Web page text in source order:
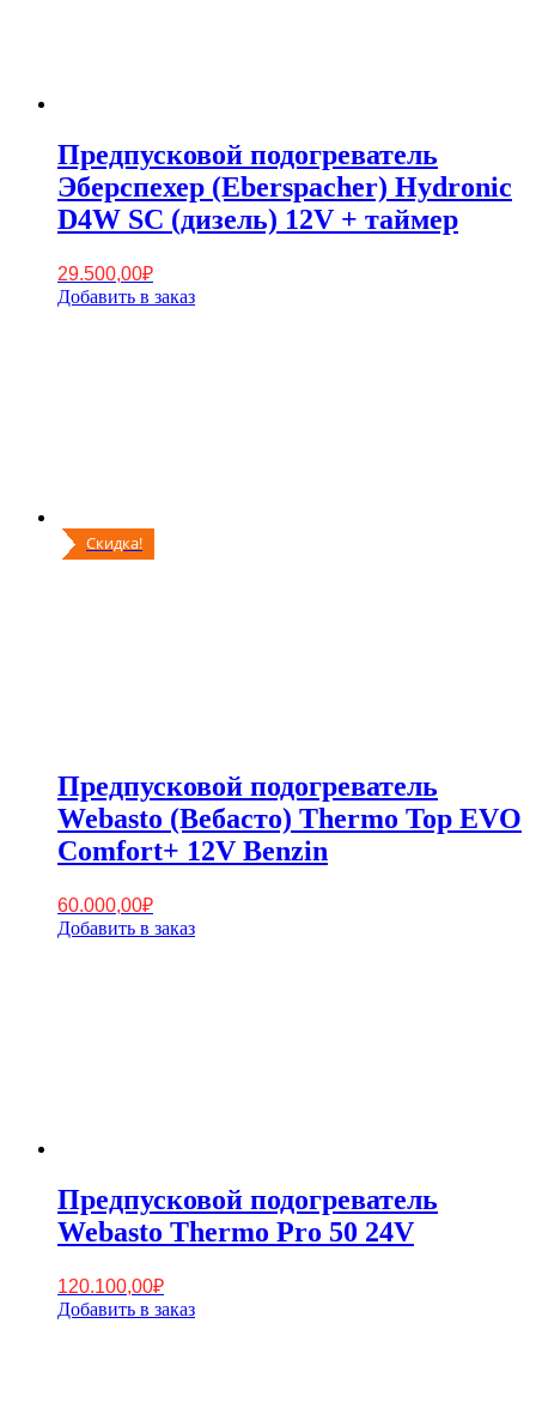
Предпусковой подогреватель
Эберспехер (Eberspacher) Hydronic
D4W SC (дизель) 12V + таймер
29.500,00₽
Добавить в заказ
Скидка!
Предпусковой подогреватель
Webasto (Вебасто) Thermo Top EVO
Comfort+ 12V Benzin
60.000,00₽
Добавить в заказ
Предпусковой подогреватель
Webasto Thermo Pro 50 24V
120.100,00₽
Добавить в заказ